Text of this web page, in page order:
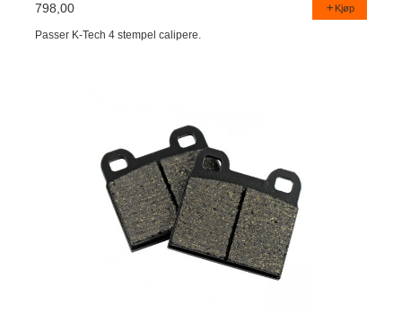
798,00 Kjøp
Passer K-Tech 4 stempel calipere.